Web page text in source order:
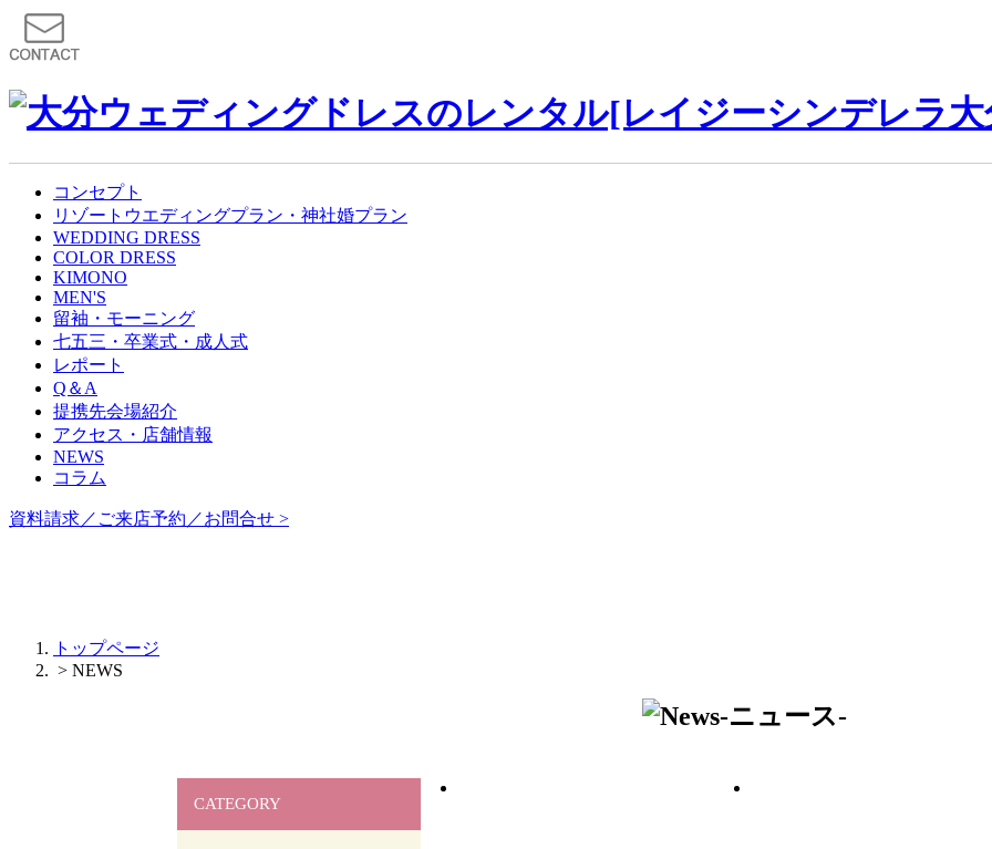
コンセプト
リゾートウエディングプラン・神社婚プラン
WEDDING DRESS
COLOR DRESS
KIMONO
MEN'S
留袖・モーニング
七五三・卒業式・成人式
レポート
Q＆A
提携先会場紹介
アクセス・店舗情報
NEWS
コラム
資料請求／ご来店予約／お問合せ >
トップページ
> NEWS
CATEGORY